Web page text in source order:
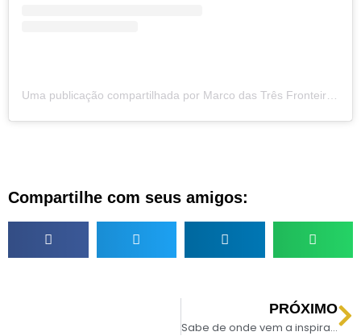
Uma publicação compartilhada por Marco das Três Fronteiras (@marco3fronteiras)
Compartilhe com seus amigos:
PRÓXIMO
Sabe de onde vem a inspiração dos paredões do Marco?